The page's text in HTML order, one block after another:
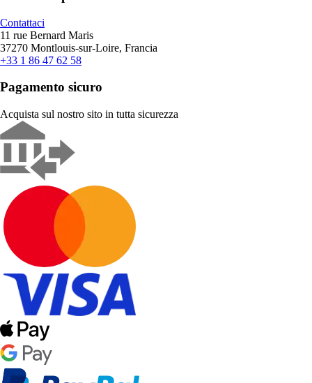
Contattaci
11 rue Bernard Maris
37270 Montlouis-sur-Loire, Francia
+33 1 86 47 62 58
Pagamento sicuro
Acquista sul nostro sito in tutta sicurezza